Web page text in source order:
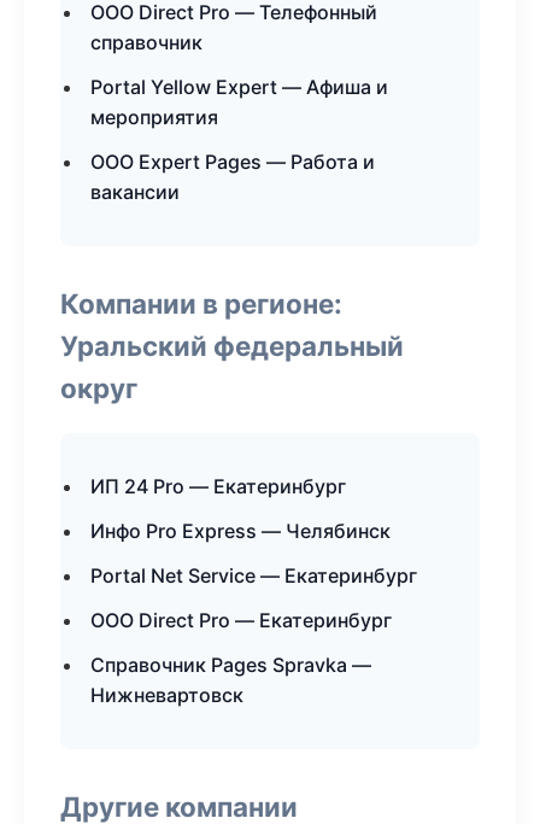
ООО Direct Pro — Телефонный
справочник
Portal Yellow Expert — Афиша и
мероприятия
ООО Expert Pages — Работа и
вакансии
Компании в регионе:
Уральский федеральный
округ
ИП 24 Pro — Екатеринбург
Инфо Pro Express — Челябинск
Portal Net Service — Екатеринбург
ООО Direct Pro — Екатеринбург
Справочник Pages Spravka —
Нижневартовск
Другие компании